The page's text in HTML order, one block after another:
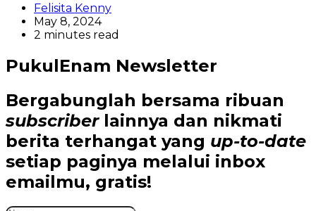
Felisita Kenny
May 8, 2024
2 minutes read
PukulEnam Newsletter
Bergabunglah bersama ribuan
subscriberlainnya dan nikmati
berita terhangat yang up-to-date
setiap paginya melalui inbox
emailmu, gratis!